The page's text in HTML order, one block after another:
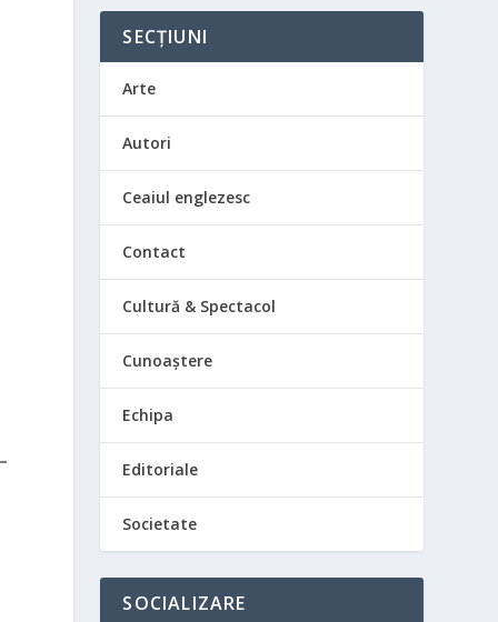
SECȚIUNI
Arte
Autori
Ceaiul englezesc
Contact
Cultură & Spectacol
Cunoaștere
Echipa
Editoriale
Societate
SOCIALIZARE